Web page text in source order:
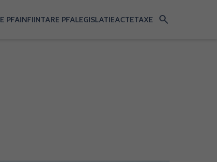
PFAINFIINTARE PFALEGISLATIEACTETAXE search